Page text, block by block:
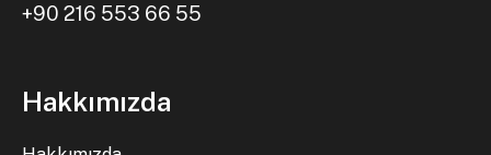
+90 216 553 66 55
Hakkımızda